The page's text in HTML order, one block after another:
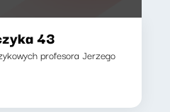
43
profesora Jerzego